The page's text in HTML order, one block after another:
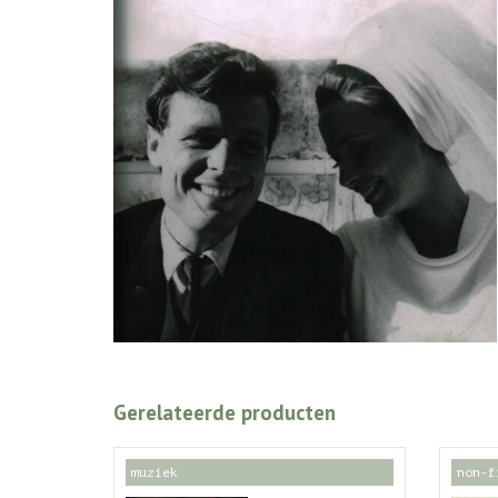
Gerelateerde producten
muziek non-